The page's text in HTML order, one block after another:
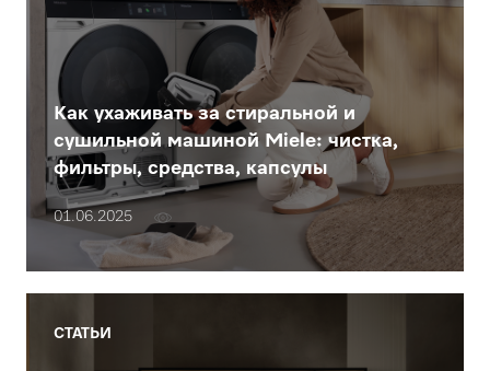
Как ухаживать за стиральной и
сушильной машиной Miele: чистка,
фильтры, средства, капсулы
01.06.2025
СТАТЬИ